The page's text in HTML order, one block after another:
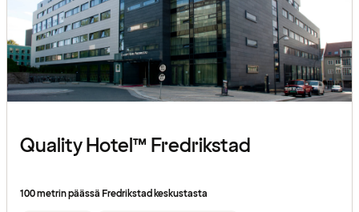
Quality Hotel™ Fredrikstad
100 metrin päässä Fredrikstad keskustasta